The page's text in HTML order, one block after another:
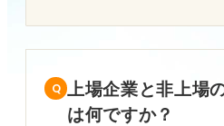
上場企業と非上場
は何ですか？